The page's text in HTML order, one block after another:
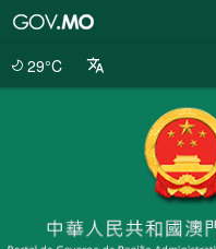
29°C